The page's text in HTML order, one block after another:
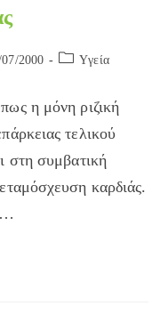
07/2000
PostYγεία
η μόνη ριζική
τελικού
στη συμβατική
καρδιάς.